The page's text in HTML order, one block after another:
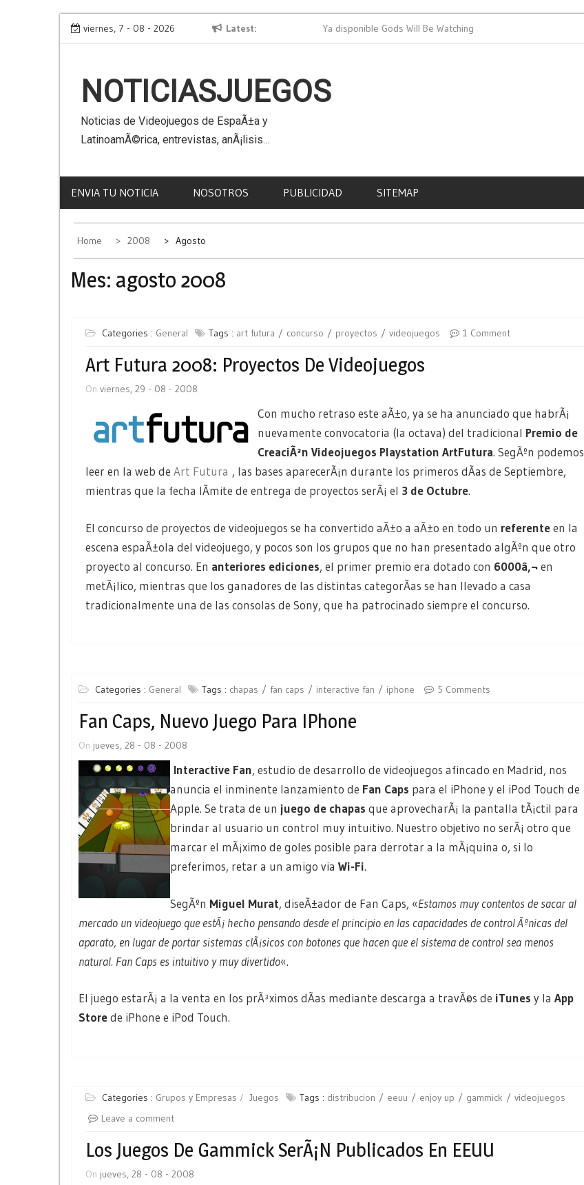
Skip
viernes, 7 - 08 - 2026 Latest
Virtual Kaiju 3D Ya disponible Gods Will Be Watching
NOTICIASJUEGOS
Noticias de Videojuegos de EspaÃ±a y
LatinoamÃ©rica, entrevistas, anÃ¡lisis…
ENVIA TU NOTICIA NOSOTROS PUBLICIDAD SITEMAP
Home 2008 Agosto
Mes: agosto 2008
Categories : General Tags : art futura concurso proyectos videojuegos 1 Comment
Art Futura 2008: Proyectos De Videojuegos
On viernes, 29 - 08 - 2008
Con mucho retraso este aÃ±o, ya se ha anunciado que habrÃ¡
nuevamente convocatoria (la octava) del tradicional Premio de
CreaciÃ³n Videojuegos Playstation ArtFutura. SegÃºn podemos
leer en la web de Art Futura , las bases aparecerÃ¡n durante los primeros dÃ­as de Septiembre,
mientras que la fecha lÃ­mite de entrega de proyectos serÃ¡ el 3 de Octubre.
El concurso de proyectos de videojuegos se ha convertido aÃ±o a aÃ±o en todo un referenteen la
escena espaÃ±ola del videojuego, y pocos son los grupos que no han presentado algÃºn que otro
proyecto al concurso. En anteriores ediciones, el primer premio era dotado con 6000â‚¬en
metÃ¡lico, mientras que los ganadores de las distintas categorÃ­as se han llevado a casa
tradicionalmente una de las consolas de Sony, que ha patrocinado siempre el concurso.
Categories : General Tags : chapas fan caps interactive fan iphone 5 Comments
Fan Caps, Nuevo Juego Para IPhone
On jueves, 28 - 08 - 2008
Interactive Fan, estudio de desarrollo de videojuegos afincado en Madrid, nos
anuncia el inminente lanzamiento de Fan Caps para el iPhone y el iPod Touch de
Apple. Se trata de un juego de chapas que aprovecharÃ¡ la pantalla tÃ¡ctil para
brindar al usuario un control muy intuitivo. Nuestro objetivo no serÃ¡ otro que
marcar el mÃ¡ximo de goles posible para derrotar a la mÃ¡quina o, si lo
preferimos, retar a un amigo via Wi-Fi.
SegÃºn Miguel Murat, diseÃ±ador de Fan Caps, «Estamos muy contentos de sacar al
mercado un videojuego que estÃ¡ hecho pensando desde el principio en las capacidades de control Ãºnicas del
aparato, en lugar de portar sistemas clÃ¡sicos con botones que hacen que el sistema de control sea menos
natural. Fan Caps es intuitivo y muy divertido«.
El juego estarÃ¡ a la venta en los prÃ³ximos dÃ­as mediante descarga a travÃ©s de iTunes y la App
Storede iPhone e iPod Touch.
Categories : Grupos y Empresas Juegos Tags : distribucion eeuu enjoy up gammick
videojuegos
Leave a comment
Los Juegos De Gammick SerÃ¡n Publicados En EEUU
On jueves, 28 - 08 - 2008